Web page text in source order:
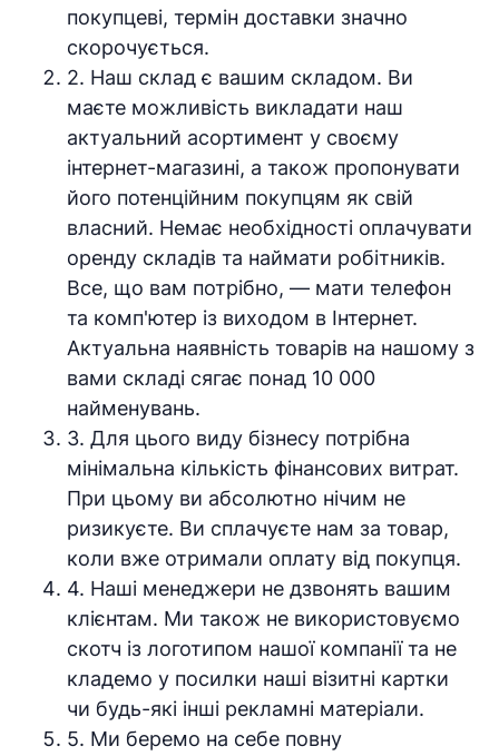
покупцеві, термін доставки значно
скорочується.
2. Наш склад є вашим складом. Ви
маєте можливість викладати наш
актуальний асортимент у своєму
інтернет-магазині, а також пропонувати
його потенційним покупцям як свій
власний. Немає необхідності оплачувати
оренду складів та наймати робітників.
Все, що вам потрібно, — мати телефон
та комп'ютер із виходом в Інтернет.
Актуальна наявність товарів на нашому з
вами складі сягає понад 10 000
найменувань.
3. Для цього виду бізнесу потрібна
мінімальна кількість фінансових витрат.
При цьому ви абсолютно нічим не
ризикуєте. Ви сплачуєте нам за товар,
коли вже отримали оплату від покупця.
4. Наші менеджери не дзвонять вашим
клієнтам. Ми також не використовуємо
скотч із логотипом нашої компанії та не
кладемо у посилки наші візитні картки
чи будь-які інші рекламні матеріали.
5. Ми беремо на себе повну